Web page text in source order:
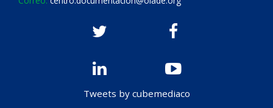
Tweets by cubemediaco